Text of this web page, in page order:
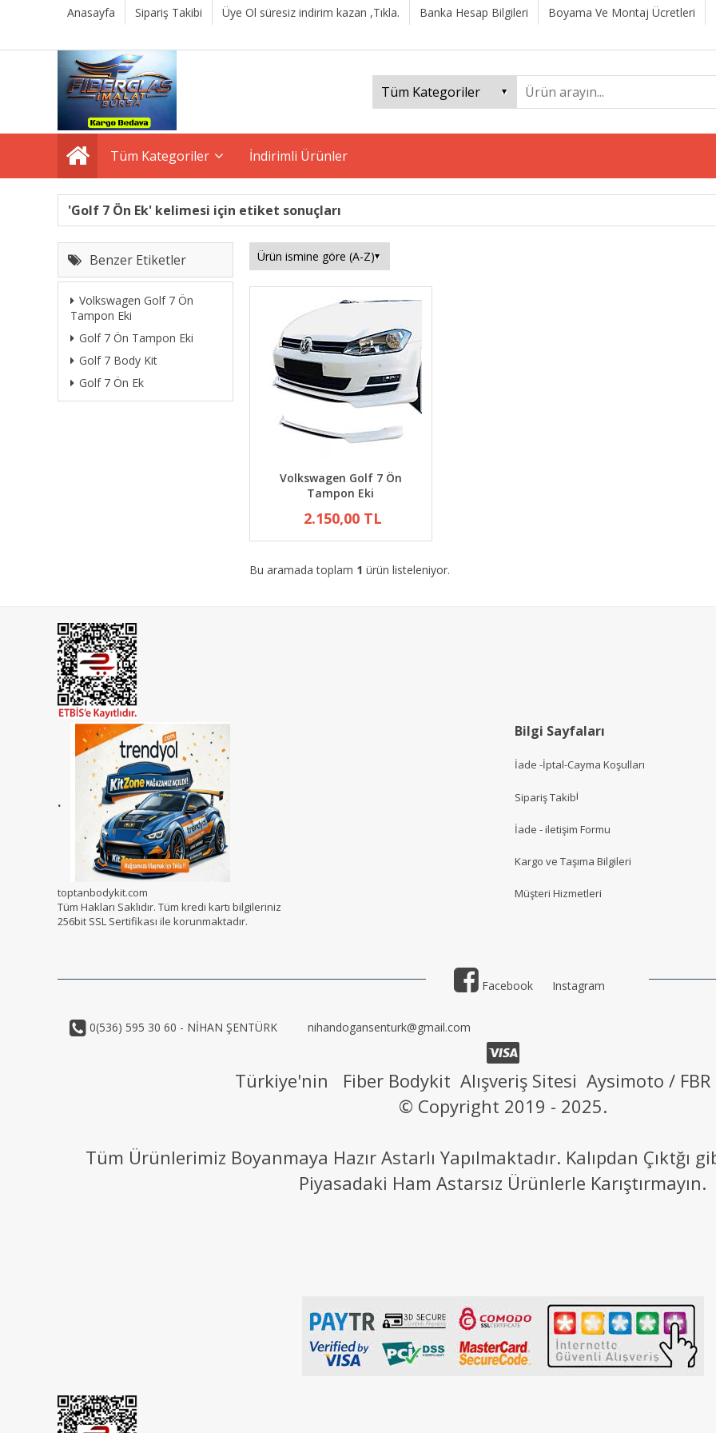
Anasayfa Sipariş Takibi Üye Ol süresiz indirim kazan ,Tıkla. Banka Hesap Bilgileri Boyama Ve Montaj Ücretleri
Tüm Kategoriler İndirimli Ürünler
'Golf 7 Ön Ek' kelimesi için etiket sonuçları
Benzer Etiketler
Volkswagen Golf 7 Ön
Tampon Eki
Golf 7 Ön Tampon Eki
Golf 7 Body Kit
Golf 7 Ön Ek
Volkswagen Golf 7 Ön
Tampon Eki
2.150,00 TL
Bu aramada toplam 1 ürün listeleniyor.
.
toptanbodykit.com
Tüm Hakları Saklıdır. Tüm kredi kartı bilgileriniz
256bit SSL Sertifikası ile korunmaktadır.
Bilgi Sayfaları
İade -İptal-Cayma Koşulları
Sipariş Takibi
İade - iletişim Formu
Kargo ve Taşıma Bilgileri
Müşteri Hizmetleri
Facebook Instagram
0(536) 595 30 60 - NİHAN ŞENTÜRK nihandogansenturk@gmail.com
Türkiye'nin Fiber Bodykit Alışveriş Sitesi Aysimoto / FBR
© Copyright 2019 - 2025.
Tüm Ürünlerimiz Boyanmaya Hazır Astarlı Yapılmaktadır. Kalıpdan Çıktğı
Piyasadaki Ham Astarsız Ürünlerle Karıştırmayın.